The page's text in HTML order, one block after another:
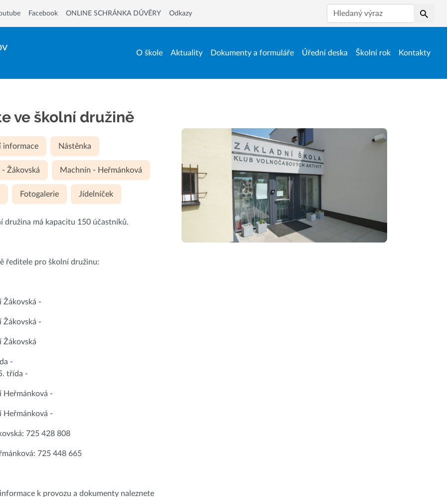
O škole Aktuality Dokumenty a formuláře Úřední deska Školní rok Kontakty
Facebook ONLINE SCHRÁNKA DŮVĚRY Odkazy
Hledat
ve školní družině
informace Nástěnka
Žákovská Machnín - Heřmánková
Fotogalerie Jídelníček
družina má kapacitu 150 účastníků.
ředitele pro školní družinu:
Žákovská -
Žákovská -
Žákovská
-
třída -
Heřmánková -
Heřmánková -
725 428 808
725 448 665
k provozu a dokumenty naleznete